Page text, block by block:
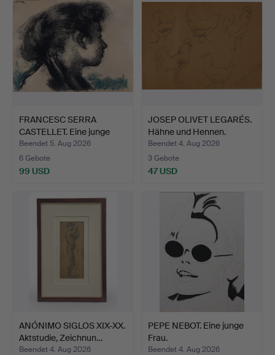
FRANCESC SERRA
CASTELLET. Eine junge
Frau.
Beendet 5. Aug 2026
6 Gebote
99 USD
JOSEP OLIVET LEGARÉS.
Hähne und Hennen.
Beendet 4. Aug 2026
3 Gebote
47 USD
ANÓNIMO SIGLOS XIX-XX.
Aktstudie, Zeichnun…
Beendet 4. Aug 2026
PEPE NEBOT. Eine junge
Frau.
Beendet 4. Aug 2026